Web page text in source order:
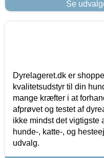
Se
Dyrelageret.dk er
kvalitetsudstyr til din
mange kræfter i at
afprøvet og testet af
ikke mindst det vigtigste
hunde-, katte-, og
udvalg.